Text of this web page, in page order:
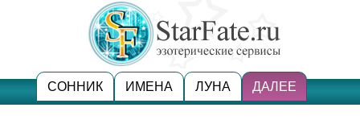
СОННИК ИМЕНА ЛУНА ДАЛЕЕ